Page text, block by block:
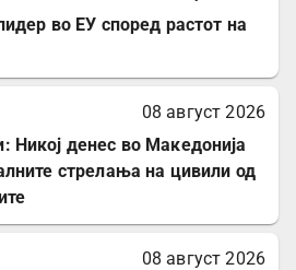
во ЕУ според растот на
08 август 2026
Никој денес во Македонија
стрелања на цивили од
08 август 2026